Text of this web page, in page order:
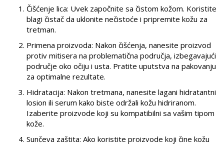
Čišćenje lica: Uvek započnite sa čistom kožom. Koristite
blagi čistač da uklonite nečistoće i pripremite kožu za
tretman.
Primena proizvoda: Nakon čišćenja, nanesite proizvod
protiv mitisera na problematična područja, izbegavajući
područje oko očiju i usta. Pratite uputstva na pakovanju
za optimalne rezultate.
Hidratacija: Nakon tretmana, nanesite lagani hidratantni
losion ili serum kako biste održali kožu hidriranom.
Izaberite proizvode koji su kompatibilni sa vašim tipom
kože.
Sunčeva zaštita: Ako koristite proizvode koji čine kožu